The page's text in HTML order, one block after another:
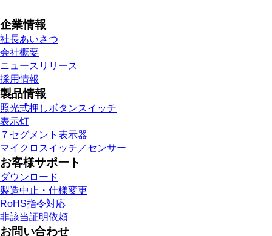
企業情報
社長あいさつ
会社概要
ニュースリリース
採用情報
製品情報
照光式押しボタンスイッチ
表示灯
７セグメント表示器
マイクロスイッチ／センサー
お客様サポート
ダウンロード
製造中止・仕様変更
RoHS指令対応
非該当証明依頼
お問い合わせ